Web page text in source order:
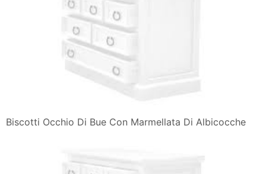
Biscotti Occhio Di Bue Con Marmellata Di Albicocche